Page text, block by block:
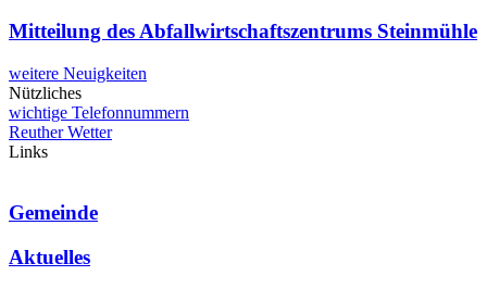
Mitteilung des Abfallwirtschaftszentrums Steinmühle
weitere Neuigkeiten
Nützliches
wichtige Telefonnummern
Reuther Wetter
Links
Gemeinde
Aktuelles